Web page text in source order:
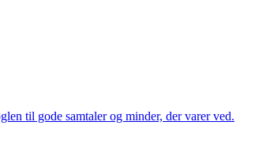
til gode samtaler og minder, der varer ved.